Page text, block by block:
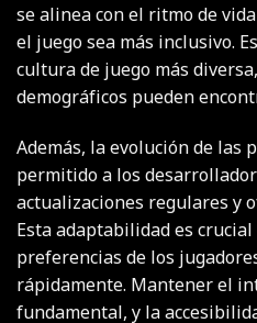
se alinea con el ritmo de
el juego sea más inclusivo.
cultura de juego más
demográficos pueden
Además, la evolución de las
permitido a los
actualizaciones regulares y
Esta adaptabilidad es
preferencias de los
rápidamente. Mantener el
fundamental, y la